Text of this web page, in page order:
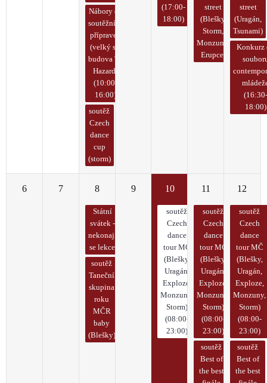
Nábory do
soutěžních
přípravek
(velký sál
budova TS
Hazard)
(10:00-
16:00)
soutěž
Czech
dance
cup
(storm)
(17:00-
18:00)
street
(Blešky,
Storm,
Monzuny,
Erupce)
street
(Uragán,
Tsunami)
Konkurz
(16:30-
18:00)
6 7 8
Státní
svátek -
nekonají
se lekce
soutěž
Taneční
skupina
roku
MČR
baby
(Blešky)
9 10
soutěž
Czech
dance
tour MČ
(Blešky,
Uragán,
Exploze,
Monzuny,
Storm)
(08:00-
23:00)
11
soutěž
Czech
dance
tour MČ
(Blešky,
Uragán,
Exploze,
Monzuny,
Storm)
(08:00-
23:00)
soutěž
Best of
the best
12
soutěž
Czech
dance
tour MČ
(Blešky,
Uragán,
Exploze,
Monzuny,
Storm)
(08:00-
23:00)
soutěž
Best of
the best